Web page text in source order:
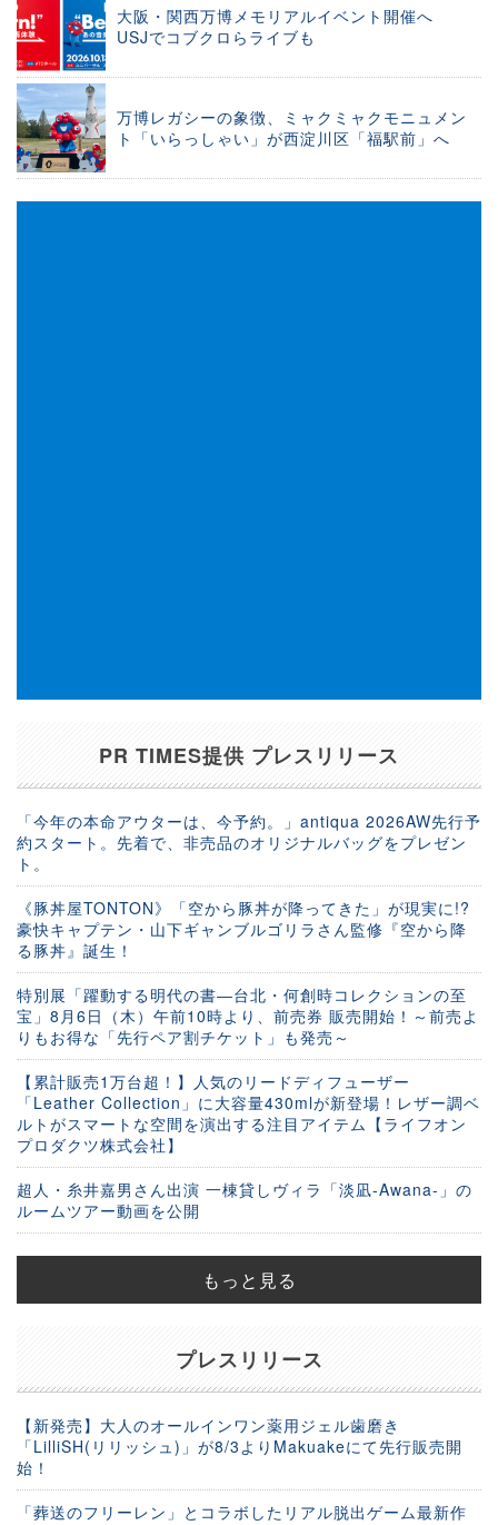
大阪・関西万博メモリアルイベント開催へ
USJでコブクロらライブも
万博レガシーの象徴、ミャクミャクモニュメン
ト「いらっしゃい」が西淀川区「福駅前」へ
PR TIMES提供 プレスリリース
「今年の本命アウターは、今予約。」antiqua 2026AW先行予
約スタート。先着で、非売品のオリジナルバッグをプレゼン
ト。
《豚丼屋TONTON》「空から豚丼が降ってきた」が現実に!?
豪快キャプテン・山下ギャンブルゴリラさん監修『空から降
る豚丼』誕生！
特別展「躍動する明代の書―台北・何創時コレクションの至
宝」8月6日（木）午前10時より、前売券 販売開始！～前売よ
りもお得な「先行ペア割チケット」も発売～
【累計販売1万台超！】人気のリードディフューザー
「Leather Collection」に大容量430mlが新登場！レザー調ベ
ルトがスマートな空間を演出する注目アイテム【ライフオン
プロダクツ株式会社】
超人・糸井嘉男さん出演 一棟貸しヴィラ「淡凪-Awana-」の
ルームツアー動画を公開
もっと見る
プレスリリース
【新発売】大人のオールインワン薬用ジェル歯磨き
「LilliSH(リリッシュ)」が8/3よりMakuakeにて先行販売開
始！
「葬送のフリーレン」とコラボしたリアル脱出ゲーム最新作